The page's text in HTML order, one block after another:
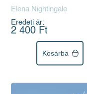
Elena Nightingale
Eredeti ár:
2 400 Ft
Kosárba